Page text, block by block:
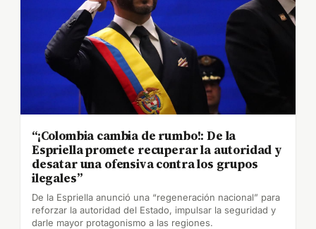
“¡Colombia cambia de rumbo!: De la
Espriella promete recuperar la autoridad y
desatar una ofensiva contra los grupos
ilegales”
De la Espriella anunció una “regeneración nacional” para
reforzar la autoridad del Estado, impulsar la seguridad y
darle mayor protagonismo a las regiones.